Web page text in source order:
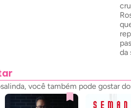
da
você também pode gostar